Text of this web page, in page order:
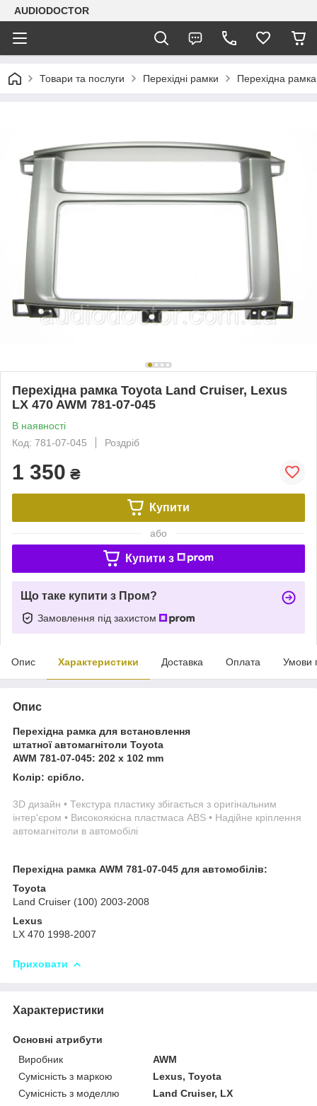
AUDIODOCTOR
Товари та послуги Перехідні рамки Перехідна
Перехідна рамка Toyota Land Cruiser, Lexus
LX 470 AWM 781-07-045
В наявності
Код: 781-07-045
Роздріб
1 350 ₴
Купити
або
Купити з
Що таке купити з Пром?
Замовлення під захистом
Опис Характеристики Доставка Оплата Умови
Опис
Перехідна рамка для встановлення
штатної автомагнітоли Toyota
AWM 781-07-045: 202 x 102 mm
Колір: срібло.
3D дизайн • Текстура пластику збігається з оригінальним
інтер'єром • Високоякісна пластмаса ABS • Надійне кріплення
автомагнітоли в автомобілі
Перехідна рамка AWM 781-07-045 для автомобілів:
Toyota
Land Cruiser (100) 2003-2008
Lexus
LX 470 1998-2007
Приховати
Характеристики
Основні атрибути
Виробник
AWM
Сумісність з маркою
Lexus, Toyota
Сумісність з моделлю
Land Cruiser, LX